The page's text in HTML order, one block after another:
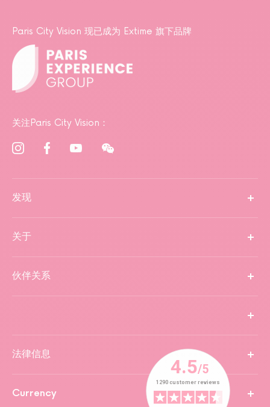
Paris City Vision 现已成为 Extime 旗下品牌
关注Paris City Vision：
发现
关于
伙伴关系
法律信息
Currency